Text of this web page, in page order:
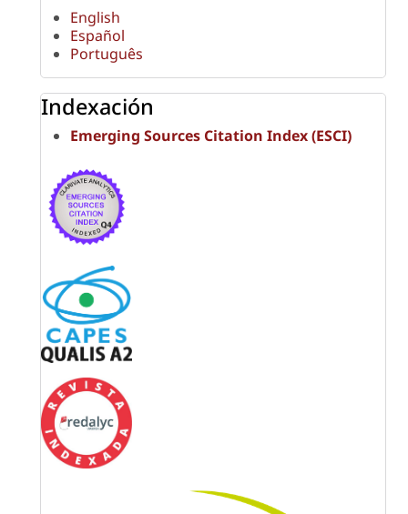
English
Español
Português
Indexación
Emerging Sources Citation Index (ESCI)